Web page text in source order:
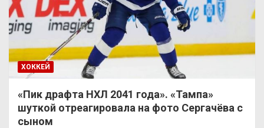
ХОККЕЙ
«Пик драфта НХЛ 2041 года». «Тампа»
шуткой отреагировала на фото Сергачёва с
сыном